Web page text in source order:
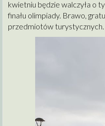
kwietniu będzie walczyła o
finału olimpiady. Brawo,
przedmiotów turystycznych.